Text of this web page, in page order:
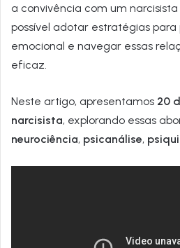
a convivência com um
possível adotar estratégias
emocional e navegar essas
eficaz.
Neste artigo, apresentamos 20
narcisista, explorando essas
neurociência, psicanálise,